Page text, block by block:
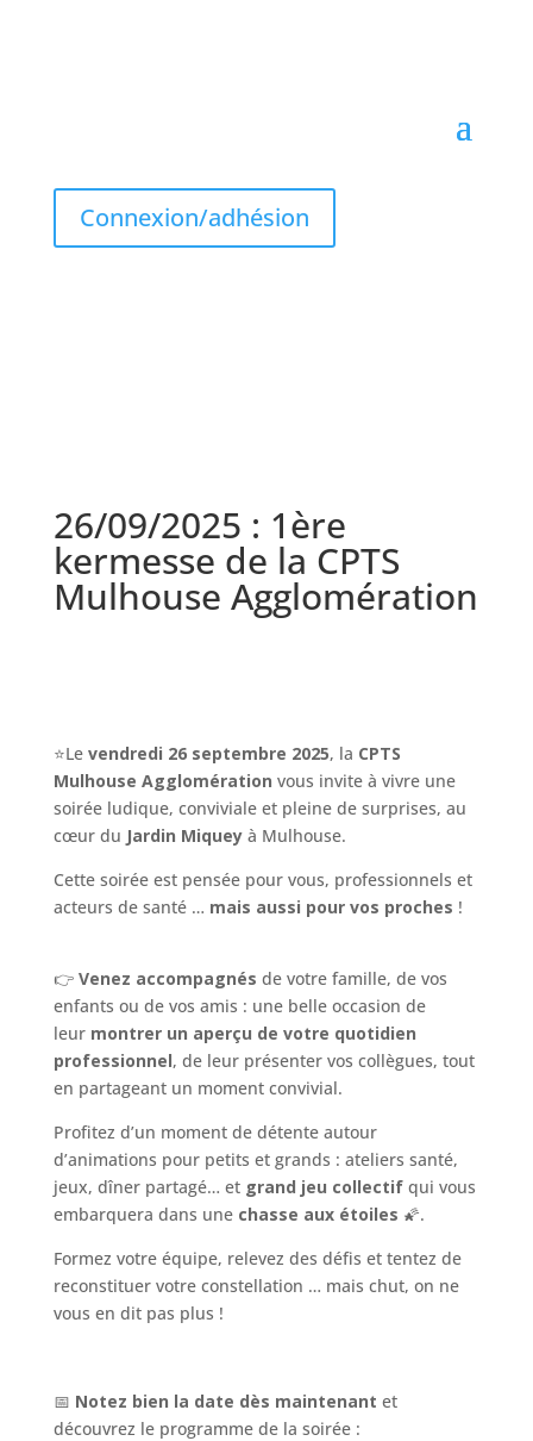
Connexion/adhésion
26/09/2025 : 1ère
kermesse de la CPTS
Mulhouse Agglomération
⭐Le vendredi 26 septembre 2025, la CPTS
Mulhouse Agglomération vous invite à vivre une
soirée ludique, conviviale et pleine de surprises, au
cœur du Jardin Miqueyà Mulhouse.
Cette soirée est pensée pour vous, professionnels et
acteurs de santé … mais aussi pour vos proches !
👉 Venez accompagnés de votre famille, de vos
enfants ou de vos amis : une belle occasion de
leur montrer un aperçu de votre quotidien
professionnel, de leur présenter vos collègues, tout
en partageant un moment convivial.
Profitez d’un moment de détente autour
d’animations pour petits et grands : ateliers santé,
jeux, dîner partagé… et grand jeu collectifqui vous
embarquera dans une chasse aux étoiles 🌠.
Formez votre équipe, relevez des défis et tentez de
reconstituer votre constellation … mais chut, on ne
vous en dit pas plus !
📅 Notez bien la date dès maintenant et
découvrez le programme de la soirée :